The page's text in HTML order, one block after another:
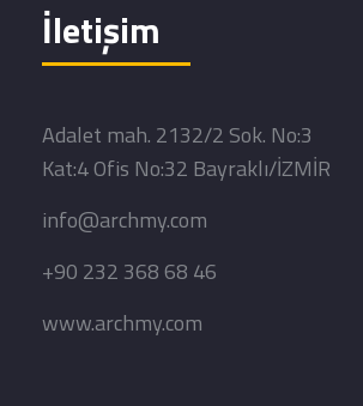
İletişim
Adalet mah. 2132/2 Sok. No:3
Kat:4 Ofis No:32 Bayraklı/İZMİR
info@archmy.com
+90 232 368 68 46
www.archmy.com